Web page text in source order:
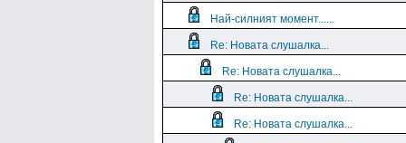
Най-силният момент......
Re: Новата слушалка...
Re: Новата слушалка...
Re: Новата слушалка...
Re: Новата слушалка...